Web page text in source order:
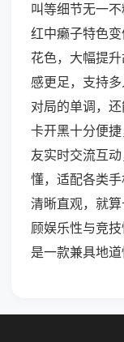
叫等细节无一
红中癞子特色
花色，大幅提
感更足，支持
对局的单调，
卡开黑十分便
友实时交流互
懂，适配各类
清晰直观，就
顾娱乐性与竞
是一款兼具地道